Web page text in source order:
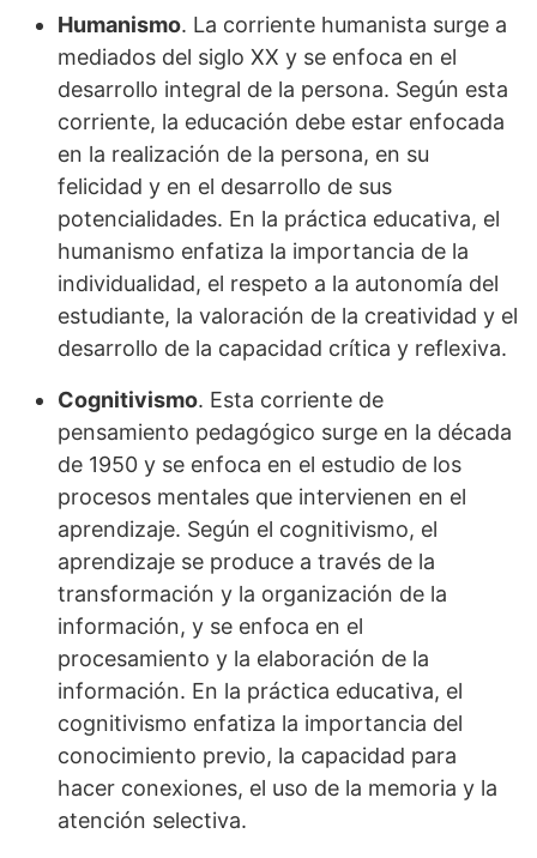
Humanismo. La corriente humanista surge a
mediados del siglo XX y se enfoca en el
desarrollo integral de la persona. Según esta
corriente, la educación debe estar enfocada
en la realización de la persona, en su
felicidad y en el desarrollo de sus
potencialidades. En la práctica educativa, el
humanismo enfatiza la importancia de la
individualidad, el respeto a la autonomía del
estudiante, la valoración de la creatividad y el
desarrollo de la capacidad crítica y reflexiva.
Cognitivismo. Esta corriente de
pensamiento pedagógico surge en la década
de 1950 y se enfoca en el estudio de los
procesos mentales que intervienen en el
aprendizaje. Según el cognitivismo, el
aprendizaje se produce a través de la
transformación y la organización de la
información, y se enfoca en el
procesamiento y la elaboración de la
información. En la práctica educativa, el
cognitivismo enfatiza la importancia del
conocimiento previo, la capacidad para
hacer conexiones, el uso de la memoria y la
atención selectiva.